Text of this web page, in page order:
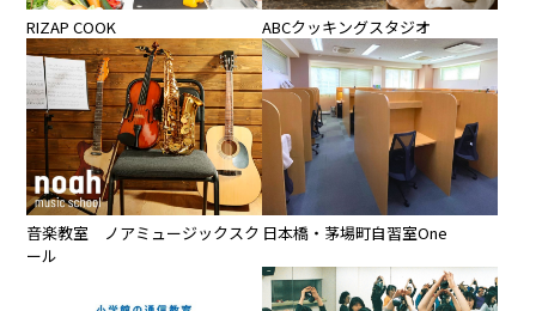
RIZAP COOK ABCクッキングスタジオ
音楽教室 ノアミュージックスク
ール
日本橋・茅場町自習室One